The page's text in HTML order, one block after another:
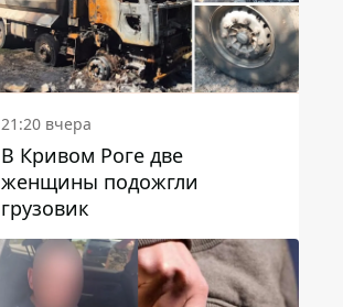
21:20 вчера
В Кривом Роге две
женщины подожгли
грузовик